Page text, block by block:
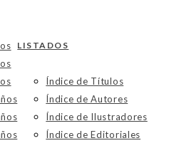
LISTADOS
Índice de Títulos
Índice de Autores
Índice de Ilustradores
Índice de Editoriales